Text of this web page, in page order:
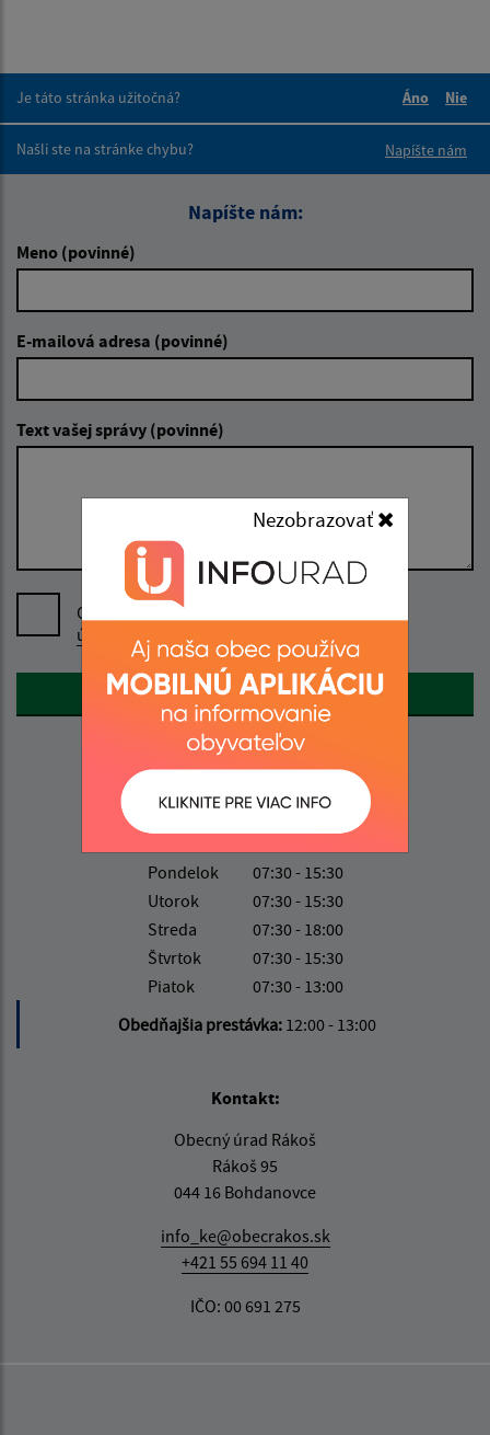
Nezobrazovať
Je táto stránka užitočná?
Áno
Nie
Našli ste na stránke chybu?
Napíšte nám
Napíšte nám:
Meno (povinné)
E-mailová adresa (povinné)
Text vašej správy (povinné)
Oboznámil som sa so
údajov
Google reCaptcha ResponseOdoslať správu
Úradné hodiny:
Pondelok
07:30 - 15:30
Utorok
07:30 - 15:30
Streda
07:30 - 18:00
Štvrtok
07:30 - 15:30
Piatok
07:30 - 13:00
Obedňajšia prestávka: 12:00 - 13:00
Kontakt:
Obecný úrad Rákoš
Rákoš 95
044 16 Bohdanovce
info_ke@obecrakos.sk
+421 55 694 11 40
IČO: 00 691 275